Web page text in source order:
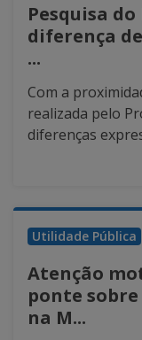
Pesquisa
diferença
...
Com a
realizada pelo
diferenças
Utilidade Pública
Atenção
ponte
na M...